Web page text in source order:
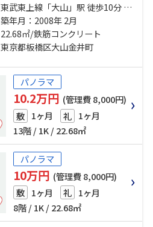
東武東上線「大山」駅 徒歩10分 都
営三田線「板橋区役所前」駅 徒歩
10分 東武東上線「下板橋」駅 徒歩
8分
築年月：2008年 2月
22.68㎡/鉄筋コンクリート
東京都板橋区大山金井町
パノラマ
10.2万円 (管理費 8,000円)
敷 1ヶ月 礼 1ヶ月
13階 / 1K / 22.68㎡
パノラマ
10万円 (管理費 8,000円)
敷 1ヶ月 礼 1ヶ月
8階 / 1K / 22.68㎡